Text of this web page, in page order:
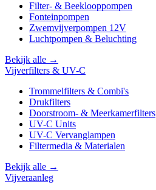
Filter- & Beeklooppompen
Fonteinpompen
Zwemvijverpompen 12V
Luchtpompen & Beluchting
Bekijk alle →
Vijverfilters & UV-C
Trommelfilters & Combi's
Drukfilters
Doorstroom- & Meerkamerfilters
UV-C Units
UV-C Vervanglampen
Filtermedia & Materialen
Bekijk alle →
Vijveraanleg